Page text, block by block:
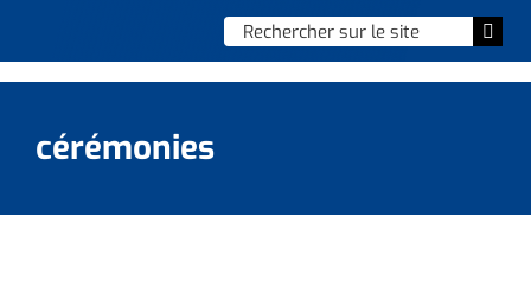
Chercher
:
Vie municipale
cérémonies